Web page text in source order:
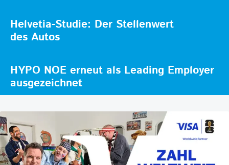
Helvetia-Studie: Der Stellenwert
des Autos
HYPO NOE erneut als Leading Employer
ausgezeichnet